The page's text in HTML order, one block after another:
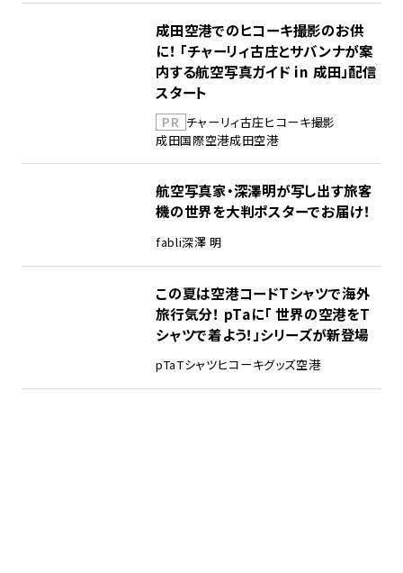
成田空港でのヒコーキ撮影のお供
に！ 「チャーリィ古庄とサバンナが案
内する航空写真ガイド in 成田」配信
スタート
PR チャーリィ古庄ヒコーキ撮影
成田国際空港成田空港
航空写真家・深澤明が写し出す旅客
機の世界を大判ポスターでお届け！
fabli深澤 明
この夏は空港コードTシャツで海外
旅行気分！ pTaに「 世界の空港をT
シャツで着よう！」シリーズが新登場
pTaTシャツヒコーキグッズ空港